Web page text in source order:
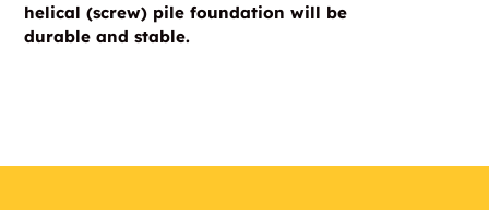
helical (screw) pile foundation will be
durable and stable.